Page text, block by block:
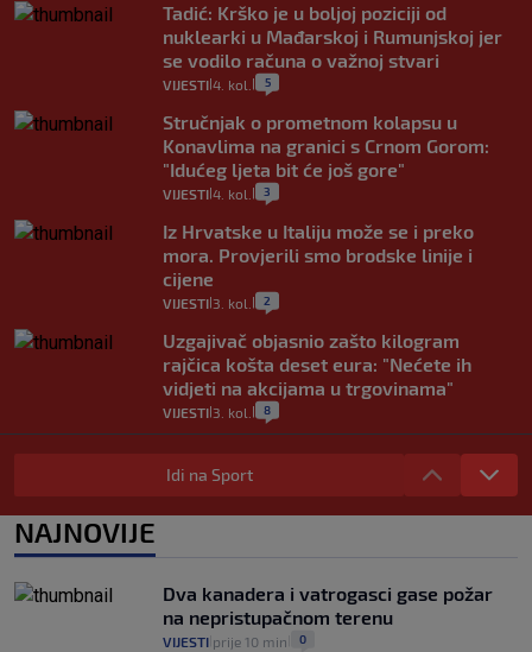
Tadić: Krško je u boljoj poziciji od
nuklearki u Mađarskoj i Rumunjskoj jer
se vodilo računa o važnoj stvari
VIJESTI 4. kol. 5
Stručnjak o prometnom kolapsu u
Konavlima na granici s Crnom Gorom:
"Idućeg ljeta bit će još gore"
VIJESTI 4. kol. 3
Iz Hrvatske u Italiju može se i preko
mora. Provjerili smo brodske linije i
cijene
VIJESTI 3. kol. 2
Uzgajivač objasnio zašto kilogram
rajčica košta deset eura: "Nećete ih
vidjeti na akcijama u trgovinama"
VIJESTI 3. kol. 8
Selidba je jedno od stresnijih iskustava.
Evo aktualnih cijena i nekoliko savjeta
0
automobilom na Hvar iz Zagreba, a
koliko iz Osijeka
|2. kol. 14
Idi na Sport
NAJNOVIJE
Dva kanadera i vatrogasci gase požar
na nepristupačnom terenu
VIJESTI prije 10 min 0